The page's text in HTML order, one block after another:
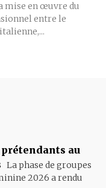
mise en œuvre du
entre le
au
La phase de groupes
2026 a rendu